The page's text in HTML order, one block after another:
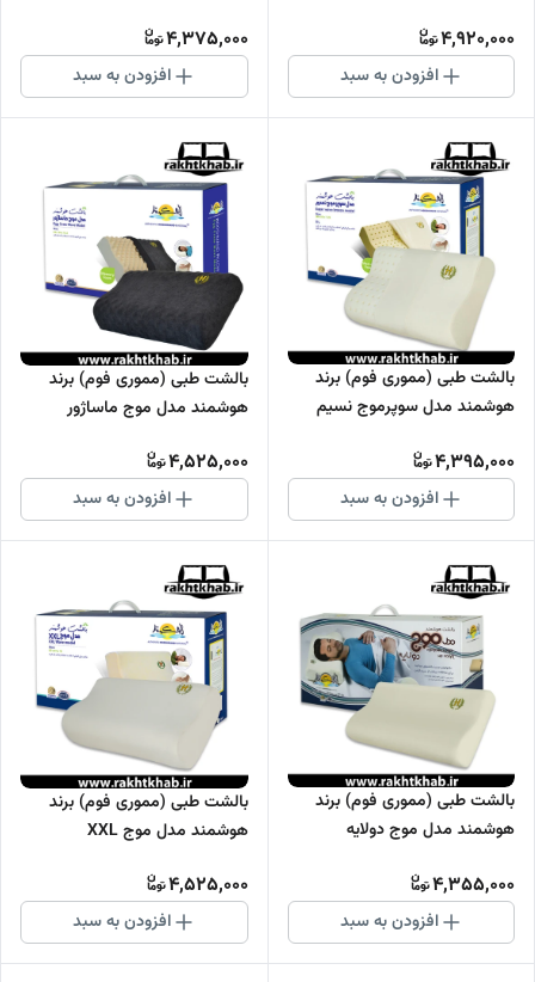
4,920,000
افزودن به سبد
4,375,000
افزودن به سبد
بالشت طبی (مموری فوم) برند
هوشمند مدل سوپرموج نسیم
4,395,000
افزودن به سبد
بالشت طبی (مموری فوم) برند
هوشمند مدل موج ماساژور
4,525,000
افزودن به سبد
بالشت طبی (مموری فوم) برند
هوشمند مدل موج دولایه
4,355,000
افزودن به سبد
بالشت طبی (مموری فوم) برند
هوشمند مدل موج XXL
4,525,000
افزودن به سبد